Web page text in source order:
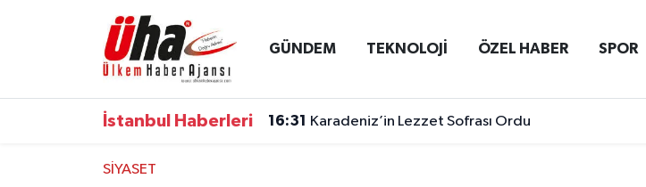
GÜNDEM TEKNOLOJİ ÖZEL HABER SPOR
İstanbul Haberleri 16:31 Karadeniz’in Lezzet Sofrası Ordu
SİYASET
İstanbul Nöbetçi Eczaneler
İstanbul Hava Durumu
İstanbul Namaz Vakitleri